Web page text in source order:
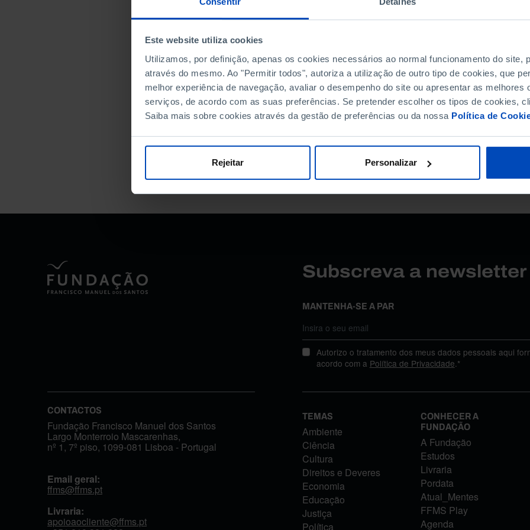
Este website utiliza cookies
Utilizamos, por definição, apenas os cookies necessários ao normal funcionamento do site,
através do mesmo. Ao "Permitir todos", autoriza a utilização de outro tipo de cookies, que
melhor experiência de navegação, avaliar o desempenho do site ou apresentar as melhores
serviços, de acordo com as suas preferências. Se pretender escolher os tipos de cookies,
Saiba mais sobre cookies através da gestão de preferências ou da nossa Política de
Rejeitar Personalizar
perigoso.
DIMENSÕES
8,5 × 130 × 200 mm
Nº ISBN
978-989-9153-34-9
Subscreva a
MANTENHA-SE A PAR
Autorizo o tratamento dos meus dados pessoais aqui
acordo com a Política de Privacidade.*
CONTACTOS
Fundação Francisco Manuel dos Santos
Largo Monterroio Mascarenhas,
nº 1, 7º piso, 1099-081 Lisboa - Portugal
Email geral:
ffms@ffms.pt
Livraria:
apoioaocliente@ffms.pt
TEMAS
Ambiente
Ciência
Cultura
Direitos e Deveres
Economia
Educação
Justiça
Política
CONHECER A
FUNDAÇÃO
A Fundação
Estudos
Livraria
Pordata
Atual_Mentes
FFMS Play
Agenda